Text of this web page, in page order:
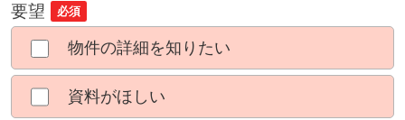
要望 必須
物件の詳細を知りたい
資料がほしい